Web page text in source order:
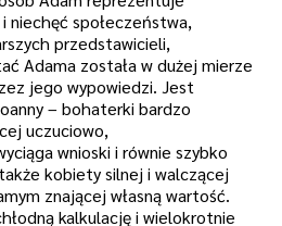
niechęć społeczeństwa,
przedstawicieli,
Adama została w dużej mierze
jego wypowiedzi. Jest
– bohaterki bardzo
uczuciowo,
wnioski i równie szybko
kobiety silnej i walczącej
znającej własną wartość.
kalkulację i wielokrotnie